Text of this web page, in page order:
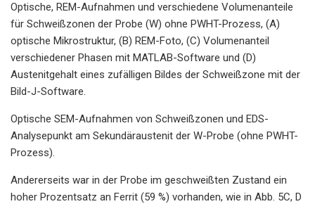
Optische, REM-Aufnahmen und verschiedene Volumenanteile
für Schweißzonen der Probe (W) ohne PWHT-Prozess, (A)
optische Mikrostruktur, (B) REM-Foto, (C) Volumenanteil
verschiedener Phasen mit MATLAB-Software und (D)
Austenitgehalt eines zufälligen Bildes der Schweißzone mit der
Bild-J-Software.
Optische SEM-Aufnahmen von Schweißzonen und EDS-
Analysepunkt am Sekundäraustenit der W-Probe (ohne PWHT-
Prozess).
Andererseits war in der Probe im geschweißten Zustand ein
hoher Prozentsatz an Ferrit (59 %) vorhanden, wie in Abb. 5C, D